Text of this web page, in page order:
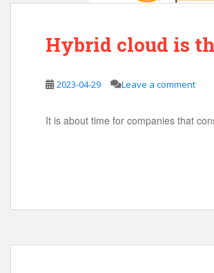
Hybrid cloud is
2023-04-29 Leave a comment
It is about time for companies that